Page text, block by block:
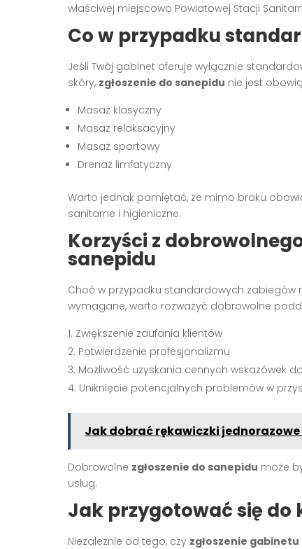
właściwej miejscowo Powiatowej Stacji
Co w przypadku
Jeśli Twój gabinet oferuje wyłącznie
skóry, zgłoszenie do sanepidu nie jest
Masaż klasyczny
Masaż relaksacyjny
Masaż sportowy
Drenaż limfatyczny
Warto jednak pamiętać, że mimo braku
sanitarne i higieniczne.
Korzyści z
sanepidu
Choć w przypadku standardowych zabiegów
wymagane, warto rozważyć dobrowolne
Zwiększenie zaufania klientów
Potwierdzenie profesjonalizmu
Możliwość uzyskania cennych wskazówek
Uniknięcie potencjalnych problemów w
Jak dobrać rękawiczki
Dobrowolne zgłoszenie do sanepidu może
usług.
Jak przygotować się do
Niezależnie od tego, czy zgłoszenie